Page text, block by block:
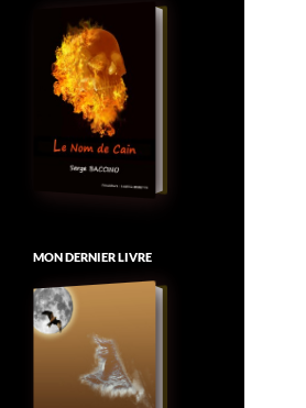
MON DERNIER LIVRE